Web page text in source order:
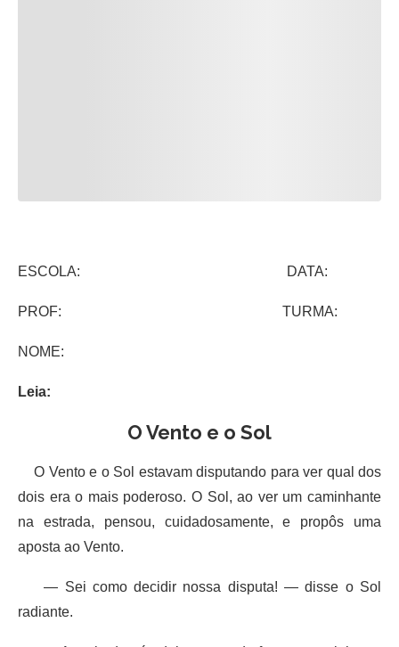
ESCOLA: DATA:
PROF: TURMA:
NOME:
Leia:
O Vento e o Sol
O Vento e o Sol estavam disputando para ver qual dos
dois era o mais poderoso. O Sol, ao ver um caminhante
na estrada, pensou, cuidadosamente, e propôs uma
aposta ao Vento.
— Sei como decidir nossa disputa! — disse o Sol
radiante.